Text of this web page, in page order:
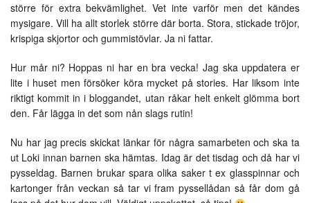
större för extra bekvämlighet. Vet inte varför men det kändes
mysigare. Vill ha allt storlek större där borta. Stora, stickade tröjor,
krispiga skjortor och gummistövlar. Ja ni fattar.
Hur mår ni? Hoppas ni har en bra vecka! Jag ska uppdatera er
lite i huset men försöker köra mycket på stories. Har liksom inte
riktigt kommit in i bloggandet, utan råkar helt enkelt glömma bort
den. Får lägga in det som nån slags rutin!
Nu har jag precis skickat länkar för några samarbeten och ska ta
ut Loki innan barnen ska hämtas. Idag är det tisdag och då har vi
pysseldag. Barnen brukar spara olika saker t ex glasspinnar och
kartonger från veckan så tar vi fram pyssellådan så får dom gå